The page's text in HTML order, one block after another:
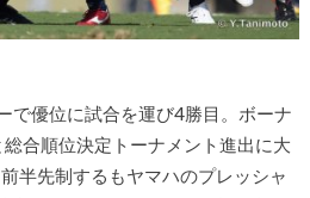
で優位に試合を運び4勝目。ボーナ
合順位決定トーナメント進出に大
半先制するもヤマハのプレッシャ